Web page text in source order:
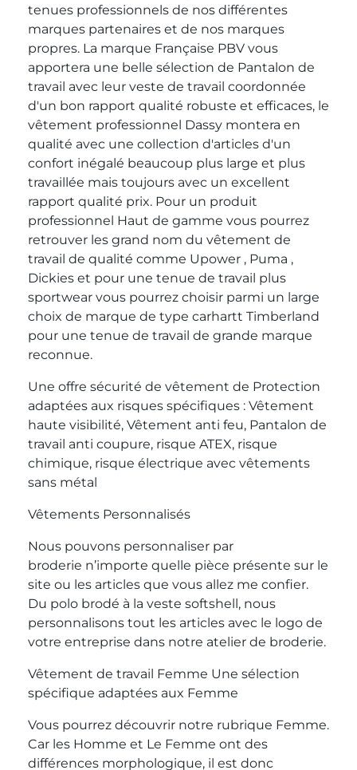
tenues professionnels de nos différentes
marques partenaires et de nos marques
propres. La marque Française PBV vous
apportera une belle sélection de Pantalon de
travail avec leur veste de travail coordonnée
d'un bon rapport qualité robuste et efficaces, le
vêtement professionnel Dassy montera en
qualité avec une collection d'articles d'un
confort inégalé beaucoup plus large et plus
travaillée mais toujours avec un excellent
rapport qualité prix. Pour un produit
professionnel Haut de gamme vous pourrez
retrouver les grand nom du vêtement de
travail de qualité comme Upower , Puma ,
Dickies et pour une tenue de travail plus
sportwear vous pourrez choisir parmi un large
choix de marque de type carhartt Timberland
pour une tenue de travail de grande marque
reconnue.
Une offre sécurité de vêtement de Protection
adaptées aux risques spécifiques : Vêtement
haute visibilité, Vêtement anti feu, Pantalon de
travail anti coupure, risque ATEX, risque
chimique, risque électrique avec vêtements
sans métal
Vêtements Personnalisés
Nous pouvons personnaliser par
broderie n’importe quelle pièce présente sur le
site ou les articles que vous allez me confier.
Du polo brodé à la veste softshell, nous
personnalisons tout les articles avec le logo de
votre entreprise dans notre atelier de broderie.
Vêtement de travail Femme Une sélection
spécifique adaptées aux Femme
Vous pourrez découvrir notre rubrique Femme.
Car les Homme et Le Femme ont des
différences morphologique, il est donc